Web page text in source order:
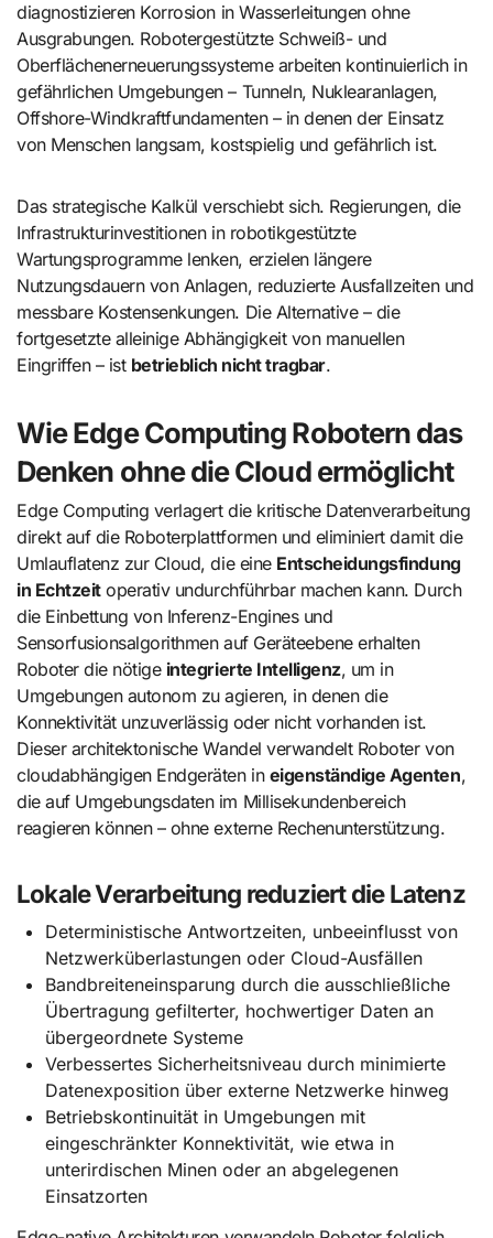
diagnostizieren Korrosion in Wasserleitungen ohne
Ausgrabungen. Robotergestützte Schweiß- und
Oberflächenerneuerungssysteme arbeiten kontinuierlich in
gefährlichen Umgebungen – Tunneln, Nuklearanlagen,
Offshore-Windkraftfundamenten – in denen der Einsatz
von Menschen langsam, kostspielig und gefährlich ist.
Das strategische Kalkül verschiebt sich. Regierungen, die
Infrastrukturinvestitionen in robotikgestützte
Wartungsprogramme lenken, erzielen längere
Nutzungsdauern von Anlagen, reduzierte Ausfallzeiten und
messbare Kostensenkungen. Die Alternative – die
fortgesetzte alleinige Abhängigkeit von manuellen
Eingriffen – ist betrieblich nicht tragbar.
Wie Edge Computing Robotern das
Denken ohne die Cloud ermöglicht
Edge Computing verlagert die kritische Datenverarbeitung
direkt auf die Roboterplattformen und eliminiert damit die
Umlauflatenz zur Cloud, die eine Entscheidungsfindung
in Echtzeitoperativ undurchführbar machen kann. Durch
die Einbettung von Inferenz-Engines und
Sensorfusionsalgorithmen auf Geräteebene erhalten
Roboter die nötige integrierte Intelligenz, um in
Umgebungen autonom zu agieren, in denen die
Konnektivität unzuverlässig oder nicht vorhanden ist.
Dieser architektonische Wandel verwandelt Roboter von
cloudabhängigen Endgeräten in eigenständige Agenten,
die auf Umgebungsdaten im Millisekundenbereich
reagieren können – ohne externe Rechenunterstützung.
Lokale Verarbeitung reduziert die Latenz
Deterministische Antwortzeiten, unbeeinflusst von
Netzwerküberlastungen oder Cloud-Ausfällen
Bandbreiteneinsparung durch die ausschließliche
Übertragung gefilterter, hochwertiger Daten an
übergeordnete Systeme
Verbessertes Sicherheitsniveau durch minimierte
Datenexposition über externe Netzwerke hinweg
Betriebskontinuität in Umgebungen mit
eingeschränkter Konnektivität, wie etwa in
unterirdischen Minen oder an abgelegenen
Einsatzorten